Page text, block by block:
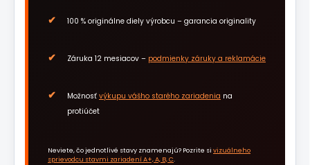
100 % originálne diely výrobcu – garancia originality
Záruka 12 mesiacov – podmienky záruky a reklamácie
Možnosť výkupu vášho starého zariadenia na
protiúčet
Neviete, čo jednotlivé stavy znamenajú? Pozrite si vizuálneho
sprievodcu stavmi zariadení A+, A, B, C.